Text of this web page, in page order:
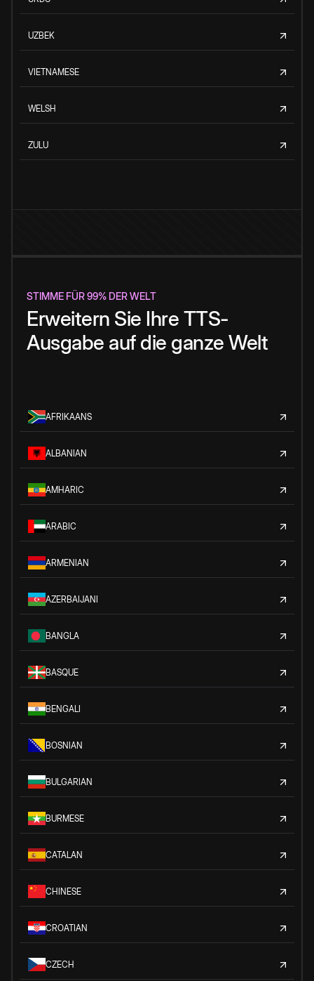
UZBEK
VIETNAMESE
WELSH
ZULU
STIMME FÜR 99% DER WELT
Erweitern Sie Ihre TTS-
Ausgabe auf die ganze Welt
AFRIKAANS
ALBANIAN
AMHARIC
ARABIC
ARMENIAN
AZERBAIJANI
BANGLA
BASQUE
BENGALI
BOSNIAN
BULGARIAN
BURMESE
CATALAN
CHINESE
CROATIAN
CZECH